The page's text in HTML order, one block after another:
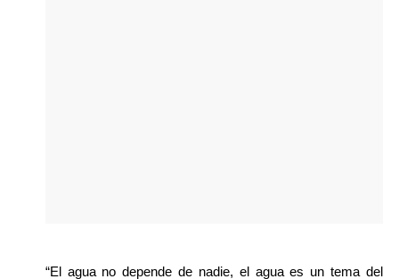
“El agua no depende de nadie, el agua es un tema del